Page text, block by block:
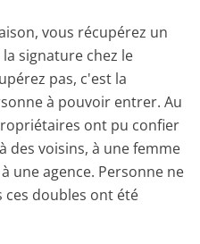
vous récupérez un
signature chez le
pas, c'est la
à pouvoir entrer. Au
ont pu confier
des voisins, à une femme
une agence. Personne ne
doubles ont été